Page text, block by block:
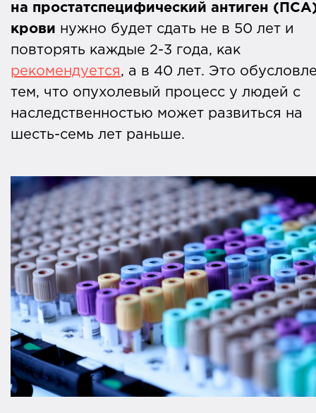
на простатспецифический антиген
крови нужно будет сдать не в 50 лет и
повторять каждые 2-3 года, как
рекомендуется, а в 40 лет. Это
тем, что опухолевый процесс у людей с
наследственностью может развиться на
шесть-семь лет раньше.